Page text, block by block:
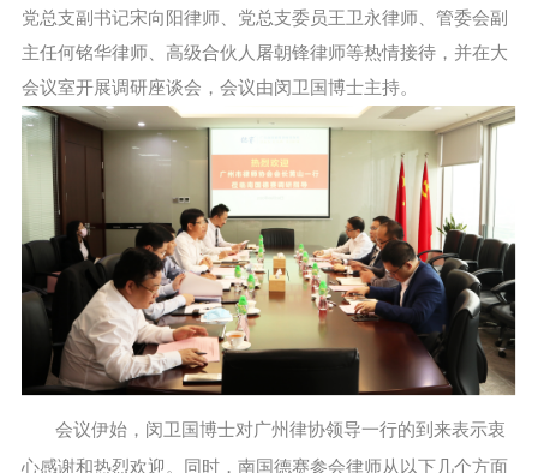
党总支副书记宋向阳律师、党总支委员王卫永律师、管委会副
主任何铭华律师、高级合伙人屠朝锋律师等热情接待，并在大
会议室开展调研座谈会，会议由闵卫国博士主持。
会议伊始，闵卫国博士对广州律协领导一行的到来表示衷
心感谢和热烈欢迎。同时，南国德赛参会律师从以下几个方面